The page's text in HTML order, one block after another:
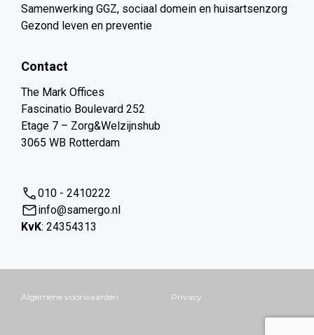
Samenwerking GGZ, sociaal domein en huisartsenzorg
Gezond leven en preventie
Contact
The Mark Offices
Fascinatio Boulevard 252
Etage 7 – Zorg&Welzijnshub
3065 WB Rotterdam
010 - 2410222
info@samergo.nl
KvK: 24354313
Algemene voorwaarden Privacy